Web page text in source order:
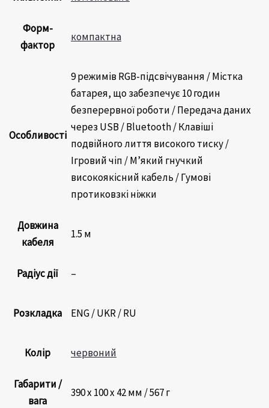
Форм-
фактор
компактна
Особливості
9 режимів RGB-підсвічування / Містка
батарея, що забезпечує 10 годин
безперервної роботи / Передача даних
через USB / Bluetooth / Клавіші
подвійного лиття високого тиску /
Ігровий чіп / М’який гнучкий
високоякісний кабель / Гумові
протиковзкі ніжки
Довжина
кабеля
1.5 м
Радіус дії –
Розкладка ENG / UKR / RU
Колір червоний
Габарити /
вага
390 х 100 х 42 мм / 567 г